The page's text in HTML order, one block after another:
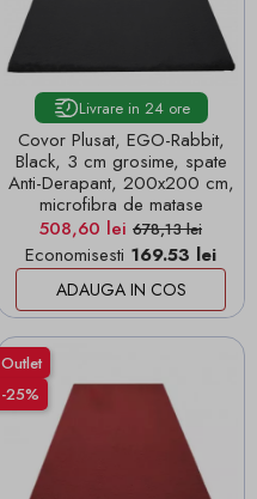
Livrare in 24 ore
Covor Plusat, EGO-Rabbit,
Black, 3 cm grosime, spate
Anti-Derapant, 200x200 cm,
microfibra de matase
Pret
508,60 lei Pret de baza
678,13 lei
Economisesti 169.53 lei
ADAUGA IN COS
Outlet
-25%